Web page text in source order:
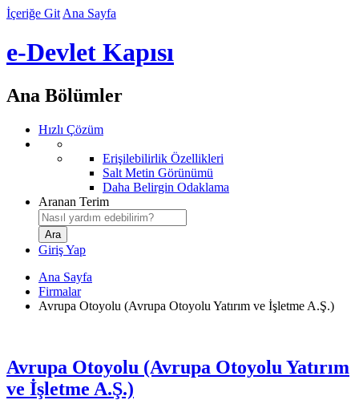
İçeriğe Git Ana Sayfa
e-Devlet Kapısı
Ana Bölümler
Hızlı Çözüm
Erişilebilirlik Özellikleri
Salt Metin Görünümü
Daha Belirgin Odaklama
Aranan Terim
Giriş Yap
Ana Sayfa
Firmalar
Avrupa Otoyolu (Avrupa Otoyolu Yatırım ve İşletme A.Ş.)
Avrupa Otoyolu (Avrupa Otoyolu Yatırım
ve İşletme A.Ş.)